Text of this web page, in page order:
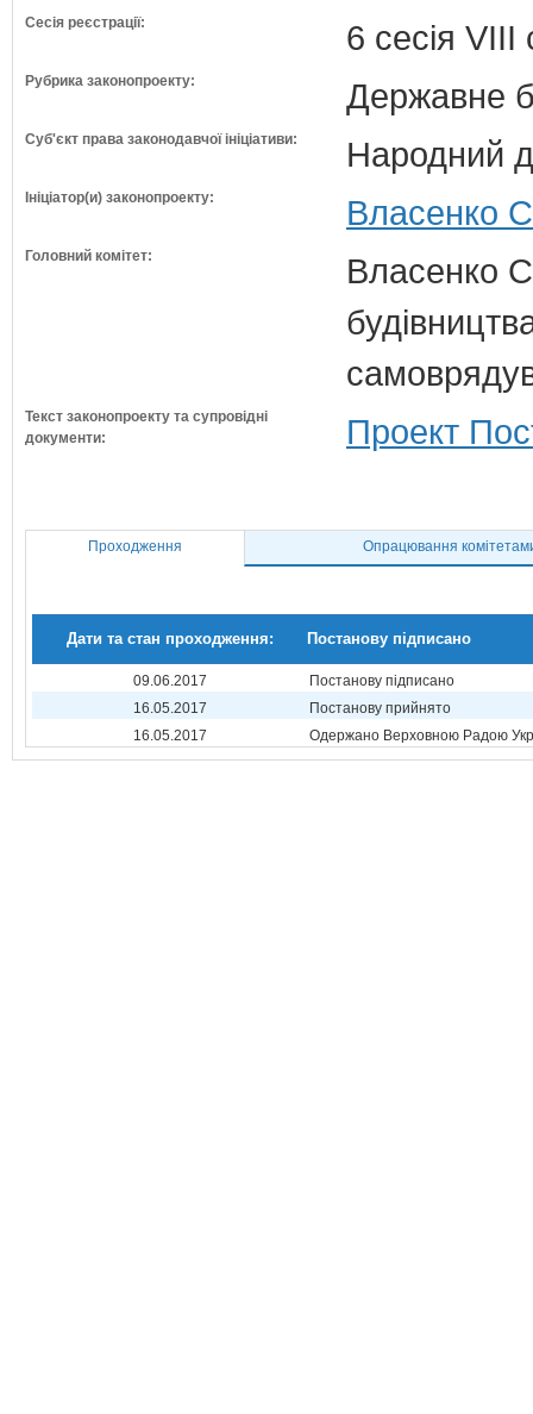
Сесія реєстрації: 6 сесія VIII
Рубрика законопроекту: Державне
Суб'єкт права законодавчої ініціативи: Народний
Ініціатор(и) законопроекту: Власенко
Головний комітет:
Власенко
Текст законопроекту та супровідні
документи:
Проект
Проходження Опрацювання
Дати та стан проходження: Постанову підписано
09.06.2017
Постанову підписано
16.05.2017
Постанову прийнято
16.05.2017
Одержано Верховною Радою